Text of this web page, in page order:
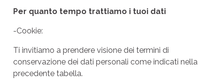
Per quanto tempo trattiamo i tuoi dati
-Cookie:
Ti invitiamo a prendere visione dei termini di
conservazione dei dati personali come indicati nella
precedente tabella.